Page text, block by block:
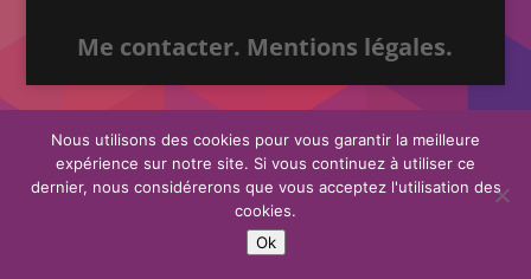
Me contacter. Mentions légales.
Nous utilisons des cookies pour vous garantir la meilleure
expérience sur notre site. Si vous continuez à utiliser ce
dernier, nous considérerons que vous acceptez l'utilisation des
cookies.
Ok